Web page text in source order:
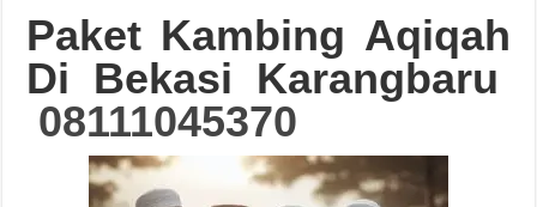
Paket Kambing Aqiqah
Di Bekasi Karangbaru
08111045370